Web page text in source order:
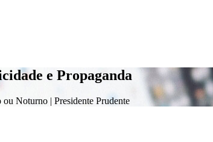
e Propaganda
ou Noturno | Presidente Prudente